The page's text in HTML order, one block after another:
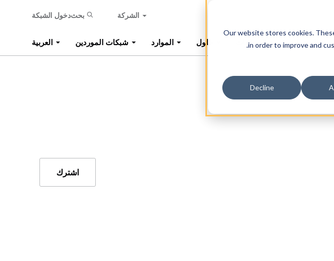
Our website stores cookies.
in order to improve and
Decline
الشركة بحثدخول الشبكة
المنتجات الصناعات حلول الموارد شبكات الموردين العربية
اشترك